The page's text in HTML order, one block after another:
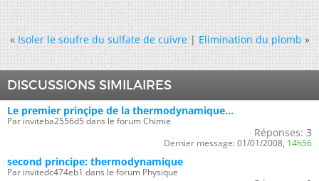
« Isoler le soufre du sulfate de cuivre|Elimination du plomb »
DISCUSSIONS SIMILAIRES
Le premier prinçipe de la thermodynamique...
Par inviteba2556d5 dans le forum Chimie
Réponses: 3
Dernier message: 01/01/2008, 14h56
second principe: thermodynamique
Par invitedc474eb1 dans le forum Physique